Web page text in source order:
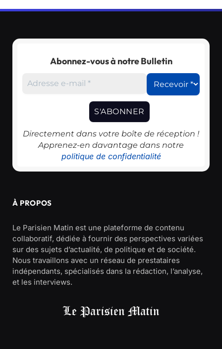
Abonnez-vous à notre Bulletin
Directement dans votre boîte de réception !
Apprenez-en davantage dans notre
politique de confidentialité
À PROPOS
Le Parisien Matin est une plateforme de contenu
collaboratif, dédiée à fournir des perspectives variées
sur des sujets d’actualité, de politique et de société.
Nous travaillons avec un réseau de prestataires
indépendants, spécialisés dans la rédaction, l’analyse,
et les interviews.